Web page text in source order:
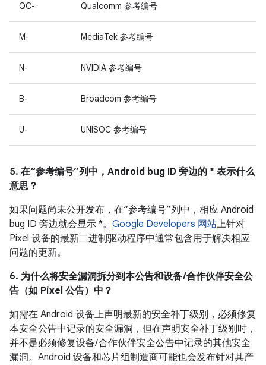
QC- Qualcomm 参考编号
M- MediaTek 参考编号
N- NVIDIA 参考编号
B- Broadcom 参考编号
U- UNISOC 参考编号
5. 在“参考编号”列中，Android bug ID 旁边的 * 表示什么
意思？
如果问题尚未公开发布，在“参考编号”列中，相应 Android
bug ID 旁边就会显示 *。 Google Developers 网站上针对
Pixel 设备的最新二进制驱动程序中通常包含用于解决相应
问题的更新。
6. 为什么将安全漏洞拆分到本公告和设备 /合作伙伴安全公
告（如 Pixel 公告）中？
如需在 Android 设备上声明最新的安全补丁级别，必须修复
本安全公告中记录的安全漏洞，但在声明安全补丁级别时，
并不是必须修复设备/ 合作伙伴安全公告中记录的其他安全
漏洞。Android 设备和芯片组制造商可能也会发布针对其产